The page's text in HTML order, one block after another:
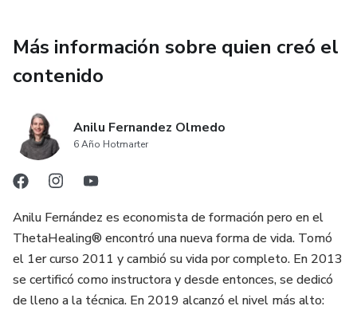
Más información sobre quien creó el
contenido
Anilu Fernandez Olmedo
6 Año Hotmarter
Anilu Fernández es economista de formación pero en el
ThetaHealing® encontró una nueva forma de vida. Tomó
el 1er curso 2011 y cambió su vida por completo. En 2013
se certificó como instructora y desde entonces, se dedicó
de lleno a la técnica. En 2019 alcanzó el nivel más alto: